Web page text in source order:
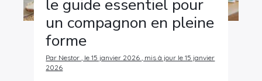
le guide essentiel pour
un compagnon en pleine
forme
Par Nestor , le 15 janvier 2026 , mis à jour le 15 janvier
2026